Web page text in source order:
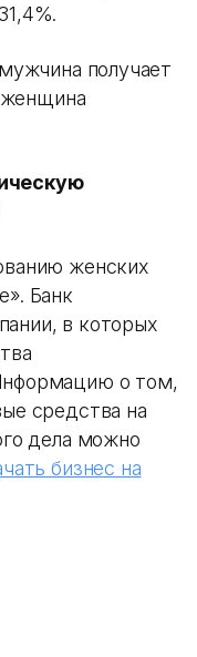
получает
женщина
женских
Банк
в которых
о том,
средства на
дела можно
бизнес на